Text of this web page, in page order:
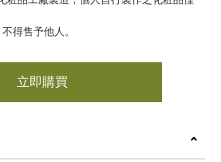
得售予他人。
立即購買